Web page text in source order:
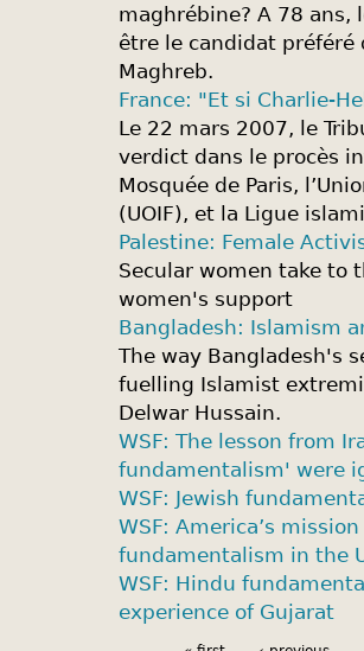
maghrébine? A 78 ans,
être le candidat
Maghreb.
France: "Et si Charlie-
Le 22 mars 2007, le
verdict dans le procès
Mosquée de Paris,
(UOIF), et la Ligue
Palestine: Female
Secular women take to
women's support
Bangladesh: Islamism
The way Bangladesh's
fuelling Islamist
Delwar Hussain.
WSF: The lesson from
fundamentalism' were
WSF: Jewish
WSF: America’s
fundamentalism in the
WSF: Hindu
experience of Gujarat